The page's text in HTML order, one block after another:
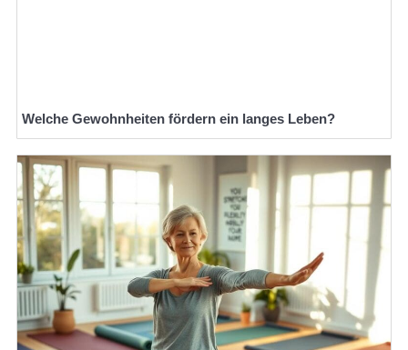
Welche Gewohnheiten fördern ein langes Leben?